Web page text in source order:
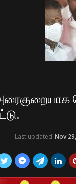
Last updated Nov